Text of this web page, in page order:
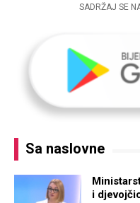
SADRŽAJ SE
Sa naslovne
i